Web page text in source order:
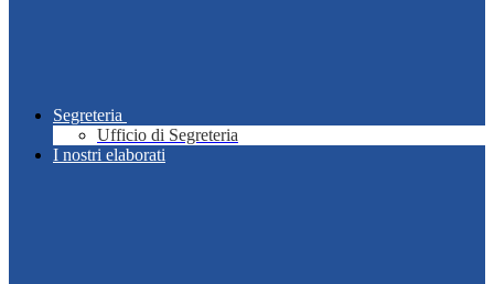
Segreteria
Ufficio di Segreteria
I nostri elaborati